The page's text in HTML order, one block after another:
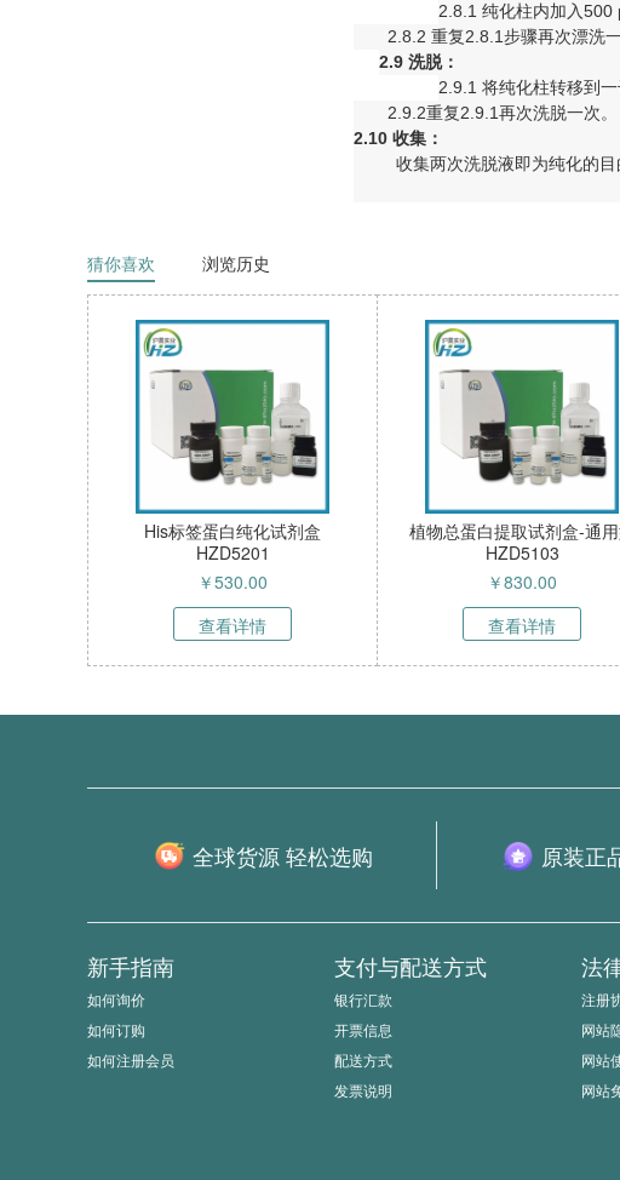
2.8.1 纯化柱内加入500
2.8.2 重复2.8.1步骤再次漂洗一
2.9 洗脱：
2.9.1 将纯化柱转移到
2.9.2重复2.9.1再次洗脱一次。
2.10 收集：
收集两次洗脱液即为纯化的
猜你喜欢 浏览历史
His标签蛋白纯化试剂盒
HZD5201
￥530.00
查看详情
植物总蛋白提取试剂盒-通
HZD5103
￥830.00
查看详情
全球货源 轻松选购 原装正
新手指南
如何询价
如何订购
如何注册会员
支付与配送方式
银行汇款
开票信息
配送方式
发票说明
法
注册
网站
网站
网站